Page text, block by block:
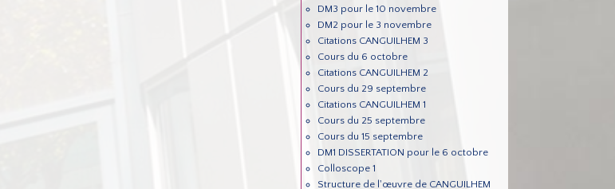
DM3 pour le 10 novembre
DM2 pour le 3 novembre
Citations CANGUILHEM 3
Cours du 6 octobre
Citations CANGUILHEM 2
Cours du 29 septembre
Citations CANGUILHEM 1
Cours du 25 septembre
Cours du 15 septembre
DM1 DISSERTATION pour le 6 octobre
Colloscope 1
Structure de l'œuvre de CANGUILHEM